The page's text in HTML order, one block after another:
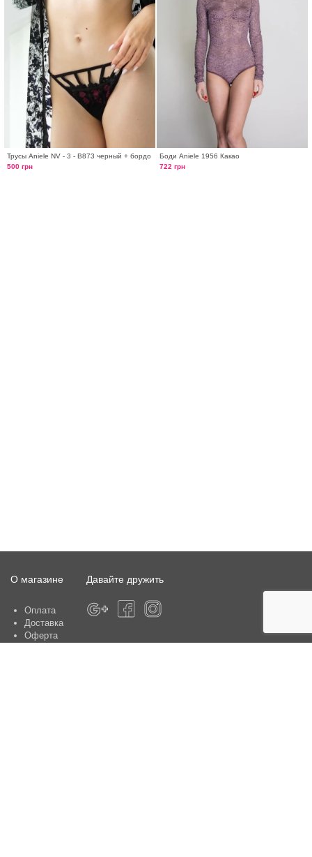
Трусы Aniele NV - 3 - B873 черный + бордо
500 грн
Боди Aniele 1956 Какао
722 грн
О магазине
Оплата
Доставка
Оферта
Давайте дружить